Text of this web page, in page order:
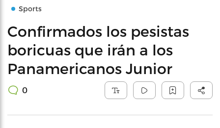
Sports
Confirmados los pesistas
boricuas que irán a los
Panamericanos Junior
0